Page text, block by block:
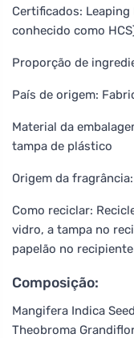
Certificados:
conhecido como
Proporção de
País de origem:
Material da
tampa de plástico
Origem da
Como reciclar:
vidro, a tampa no
papelão no
Composição:
Mangifera Indica
Theobroma